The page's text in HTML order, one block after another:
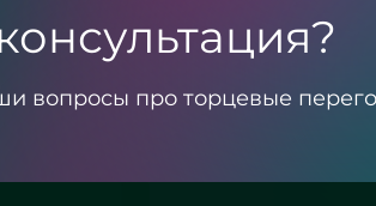
вопросы про торцевые